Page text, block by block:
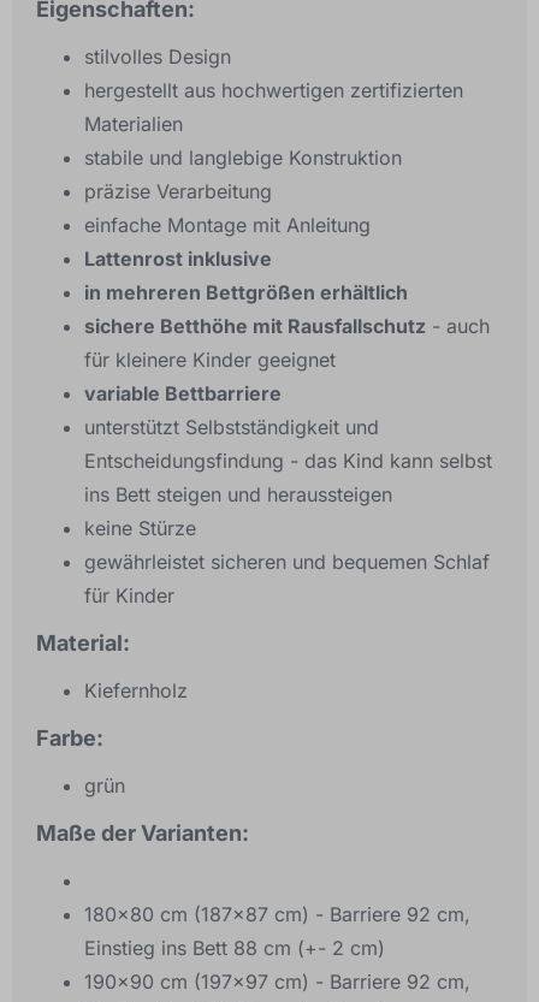
Eigenschaften:
stilvolles Design
hergestellt aus hochwertigen zertifizierten
Materialien
stabile und langlebige Konstruktion
präzise Verarbeitung
einfache Montage mit Anleitung
Lattenrost inklusive
in mehreren Bettgrößen erhältlich
sichere Betthöhe mit Rausfallschutz - auch
für kleinere Kinder geeignet
variable Bettbarriere
unterstützt Selbstständigkeit und
Entscheidungsfindung - das Kind kann selbst
ins Bett steigen und heraussteigen
keine Stürze
gewährleistet sicheren und bequemen Schlaf
für Kinder
Material:
Kiefernholz
Farbe:
grün
Maße der Varianten:
180x80 cm (187x87 cm) - Barriere 92 cm,
Einstieg ins Bett 88 cm (+- 2 cm)
190x90 cm (197x97 cm) - Barriere 92 cm,